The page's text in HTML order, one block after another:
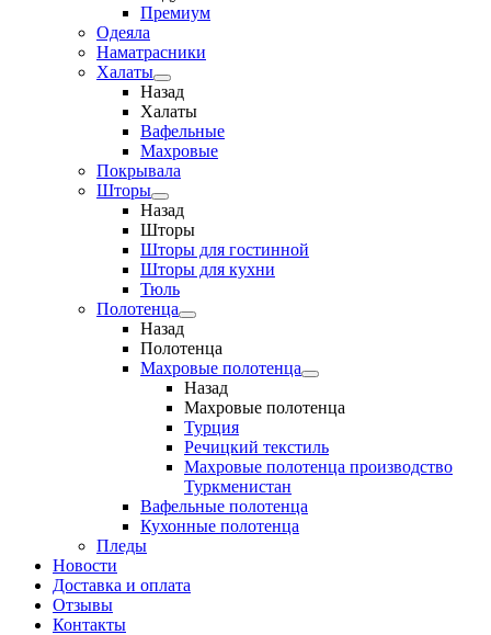
Премиум
Одеяла
Наматрасники
Халаты
Назад
Халаты
Вафельные
Махровые
Покрывала
Шторы
Назад
Шторы
Шторы для гостинной
Шторы для кухни
Тюль
Полотенца
Назад
Полотенца
Махровые полотенца
Назад
Махровые полотенца
Турция
Речицкий текстиль
Махровые полотенца производство
Туркменистан
Вафельные полотенца
Кухонные полотенца
Пледы
Новости
Доставка и оплата
Отзывы
Контакты